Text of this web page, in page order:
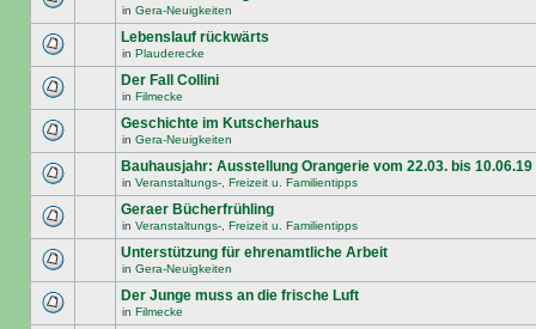
in Gera-Neuigkeiten
Lebenslauf rückwärts
in Plauderecke
Der Fall Collini
in Filmecke
Geschichte im Kutscherhaus
in Gera-Neuigkeiten
Bauhausjahr: Ausstellung Orangerie vom 22.03. bis 10.06.19
in Veranstaltungs-, Freizeit u. Familientipps
Geraer Bücherfrühling
in Veranstaltungs-, Freizeit u. Familientipps
Unterstützung für ehrenamtliche Arbeit
in Gera-Neuigkeiten
Der Junge muss an die frische Luft
in Filmecke